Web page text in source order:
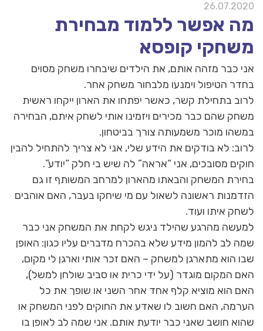
26.07.2020
מה אפשר ללמוד מבחירת
משחקי קופסא
אני כבר מזהה אותם, את הילדים שיבחרו משחק מסוים
בחדר הטיפול וימנעו מלבחור משחק אחר.
לרוב בתחילת קשר, כאשר יפתחו את הארון ייקחו ראשית
משחק שהם כבר מכירים ויזמינו אותי לשחק איתם, הבחירה
במשהו מוכר משמעותה צורך בביטחון.
לרוב: לא בודקים את הידע שלי, אני לא צריך להתחיל להבין
חוקים מסובכים, אני “אראה” לה שיש בי חלק “יודע”.
בחירת המשחק והבאתו מהארון למרחב המשותף זו גם
הזדמנות ראשונה לשאול עם מי שיחקו בעבר, האם אוהבים
לשחק איתו ועוד.
למעשה מהרגע שהילד ניגש לקחת את המשחק אני כבר
שמה לב להמון מידע שלא בהכרח מדברים עליו כגון: האופן
שבו הוא מתארגן למשחק – האם זכר אותי וארגן לי מקום,
האם המקום מוגדר (על ידי כרית או סביב שולחן למשל),
האם הוא מוציא קלף אחד אחר השני או שופך את כל
הערמה, האם חשוב לו שאדע את החוקים לפני המשחק או
שהוא חושב שאני כבר יודעת אותם. אני שמה לב לאופן בו